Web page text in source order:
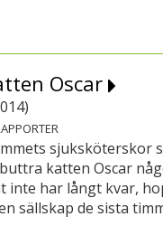
Oscar
)
sjuksköterskor
katten Oscar
inte har långt kvar,
sällskap de sista